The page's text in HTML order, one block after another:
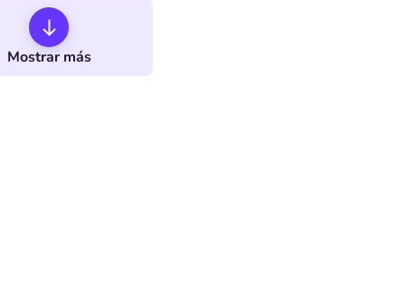
Mostrar más